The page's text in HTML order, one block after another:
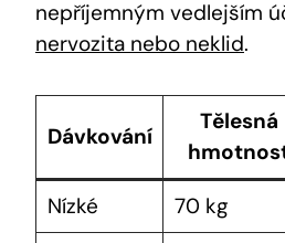
nepříjemným vedlejším
nervozita nebo neklid.
Dávkování
Tělesná
Nízké
70 kg